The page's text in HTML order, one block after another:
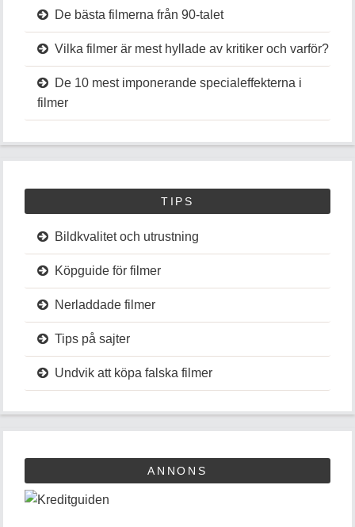
De bästa filmerna från 90-talet
Vilka filmer är mest hyllade av kritiker och varför?
De 10 mest imponerande specialeffekterna i
filmer
TIPS
Bildkvalitet och utrustning
Köpguide för filmer
Nerladdade filmer
Tips på sajter
Undvik att köpa falska filmer
ANNONS